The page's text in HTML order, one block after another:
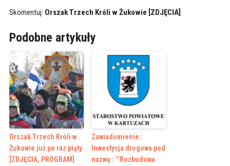
Skomentuj: Orszak Trzech Króli w Żukowie [ZDJĘCIA]
Podobne artykuły
Orszak Trzech Króli w
Żukowie już po raz piąty
[ZDJĘCIA, PROGRAM]
Zawiadomienie :
Inwestycja drogowa pod
nazwą : ’’Rozbudowa